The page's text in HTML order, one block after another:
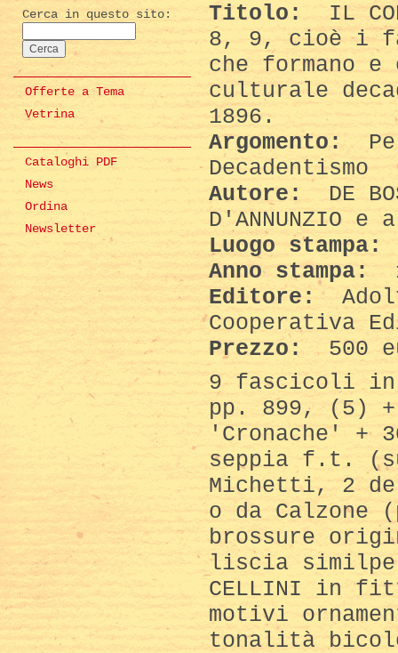
Cerca in questo sito:
Offerte a Tema
Vetrina
Cataloghi PDF
News
Ordina
Newsletter
Titolo:
IL
8, 9, cioè i
che formano
culturale
1896.
Argomento:
Decadentismo
Autore:
DE
D'ANNUNZIO
Luogo stampa:
Anno stampa:
Editore:
Cooperativa
Prezzo:
500
9 fascicoli in-
pp. 899, (5)
'Cronache' +
seppia f.t.
Michetti, 2
o da Calzone
brossure
liscia
CELLINI in
motivi
tonalità